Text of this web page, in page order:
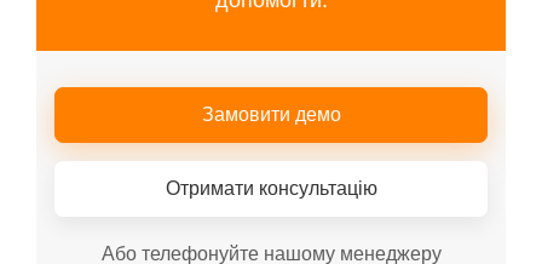
Замовити демо
Отримати консультацію
Або телефонуйте нашому менеджеру